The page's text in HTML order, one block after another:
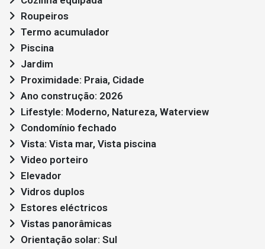
Roupeiros
Termo acumulador
Piscina
Jardim
Proximidade: Praia, Cidade
Ano construção: 2026
Lifestyle: Moderno, Natureza, Waterview
Condomínio fechado
Vista: Vista mar, Vista piscina
Video porteiro
Elevador
Vidros duplos
Estores eléctricos
Vistas panorâmicas
Orientação solar: Sul